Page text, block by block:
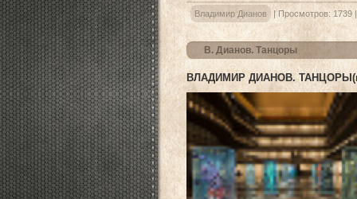
Владимир Дианов |Просмотров: 1739
В. Дианов. Танцоры
ВЛАДИМИР ДИАНОВ.